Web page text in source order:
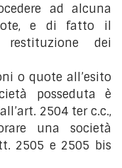
ad alcuna
e di fatto il
dei
o quote all’esito
posseduta è
2504 ter c.c.,
una società
2505 e 2505 bis